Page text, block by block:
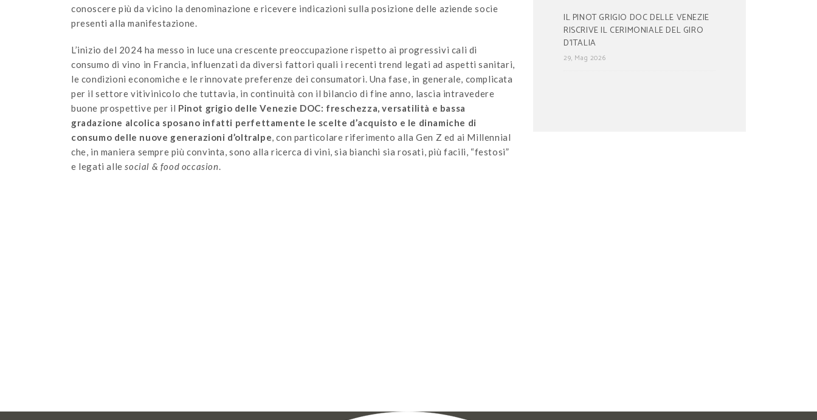
conoscere più da vicino la denominazione e ricevere indicazioni sulla posizione delle aziende socie
presenti alla manifestazione.
L’inizio del 2024 ha messo in luce una crescente preoccupazione rispetto ai progressivi cali di
consumo di vino in Francia, influenzati da diversi fattori quali i recenti trend legati ad aspetti sanitari,
le condizioni economiche e le rinnovate preferenze dei consumatori. Una fase, in generale, complicata
per il settore vitivinicolo che tuttavia, in continuità con il bilancio di fine anno, lascia intravedere
buone prospettive per il Pinot grigio delle Venezie DOC: freschezza, versatilità e bassa
gradazione alcolica sposano infatti perfettamente le scelte d’acquisto e le dinamiche di
consumo delle nuove generazioni d’oltralpe, con particolare riferimento alla Gen Z ed ai Millennial
che, in maniera sempre più convinta, sono alla ricerca di vini, sia bianchi sia rosati, più facili, “festosi”
e legati allesocial & food occasion.
IL PINOT GRIGIO DOC DELLE VENEZIE
RISCRIVE IL CERIMONIALE DEL GIRO
D’ITALIA
29, Mag 2026